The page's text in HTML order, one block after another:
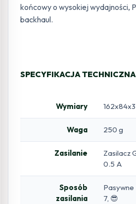
końcowy o wysokiej wydajności,
backhaul.
SPECYFIKACJA TECHNICZNA
Wymiary
Waga 250 g
Zasilanie
Zasilacz
0.5 A
Sposób
zasilania
Pasywne
7, 😎